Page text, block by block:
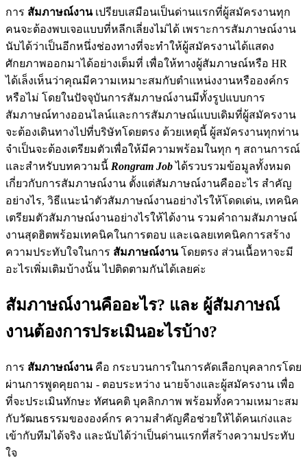
การ สัมภาษณ์งานเปรียบเสมือนเป็นด่านแรกที่ผู้สมัครงานทุก
คนจะต้องพบเจอแบบที่หลีกเลี่ยงไม่ได้ เพราะการสัมภาษณ์งาน
นับได้ว่าเป็นอีกหนึ่งช่องทางที่จะทำให้ผู้สมัครงานได้แสดง
ศักยภาพออกมาได้อย่างเต็มที่ เพื่อให้ทางผู้สัมภาษณ์หรือ HR
ได้เล็งเห็นว่าคุณมีความเหมาะสมกับตำแหน่งงานหรือองค์กร
หรือไม่ โดยในปัจจุบันการสัมภาษณ์งานมีทั้งรูปแบบการ
สัมภาษณ์ทางออนไลน์และการสัมภาษณ์แบบเดิมที่ผู้สมัครงาน
จะต้องเดินทางไปที่บริษัทโดยตรง ด้วยเหตุนี้ ผู้สมัครงานทุกท่าน
จำเป็นจะต้องเตรียมตัวเพื่อให้มีความพร้อมในทุก ๆ สถานการณ์
และสำหรับบทความนี้ Rongram Jobได้รวบรวมข้อมูลทั้งหมด
เกี่ยวกับการสัมภาษณ์งาน ตั้งแต่สัมภาษณ์งานคืออะไร สำคัญ
อย่างไร, วิธีแนะนำตัวสัมภาษณ์งานอย่างไรให้โดดเด่น, เทคนิค
เตรียมตัวสัมภาษณ์งานอย่างไรให้ได้งาน รวมคำถามสัมภาษณ์
งานสุดฮิตพร้อมเทคนิคในการตอบ และเฉลยเทคนิคการสร้าง
ความประทับใจในการ สัมภาษณ์งานโดยตรง ส่วนเนื้อหาจะมี
อะไรเพิ่มเติมบ้างนั้น ไปติดตามกันได้เลยค่ะ
สัมภาษณ์งานคืออะไร? และ ผู้สัมภาษณ์
งานต้องการประเมินอะไรบ้าง?
การ สัมภาษณ์งานคือ กระบวนการในการคัดเลือกบุคลากรโดย
ผ่านการพูดคุยถาม - ตอบระหว่าง นายจ้างและผู้สมัครงาน เพื่อ
ที่จะประเมินทักษะ ทัศนคติ บุคลิกภาพ พร้อมทั้งความเหมาะสม
กับวัฒนธรรมขององค์กร ความสำคัญคือช่วยให้ได้คนเก่งและ
เข้ากับทีมได้จริง และนับได้ว่าเป็นด่านแรกที่สร้างความประทับ
ใจ